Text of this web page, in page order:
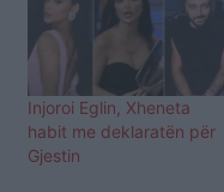
Injoroi Eglin, Xheneta
habit me deklaratën për
Gjestin